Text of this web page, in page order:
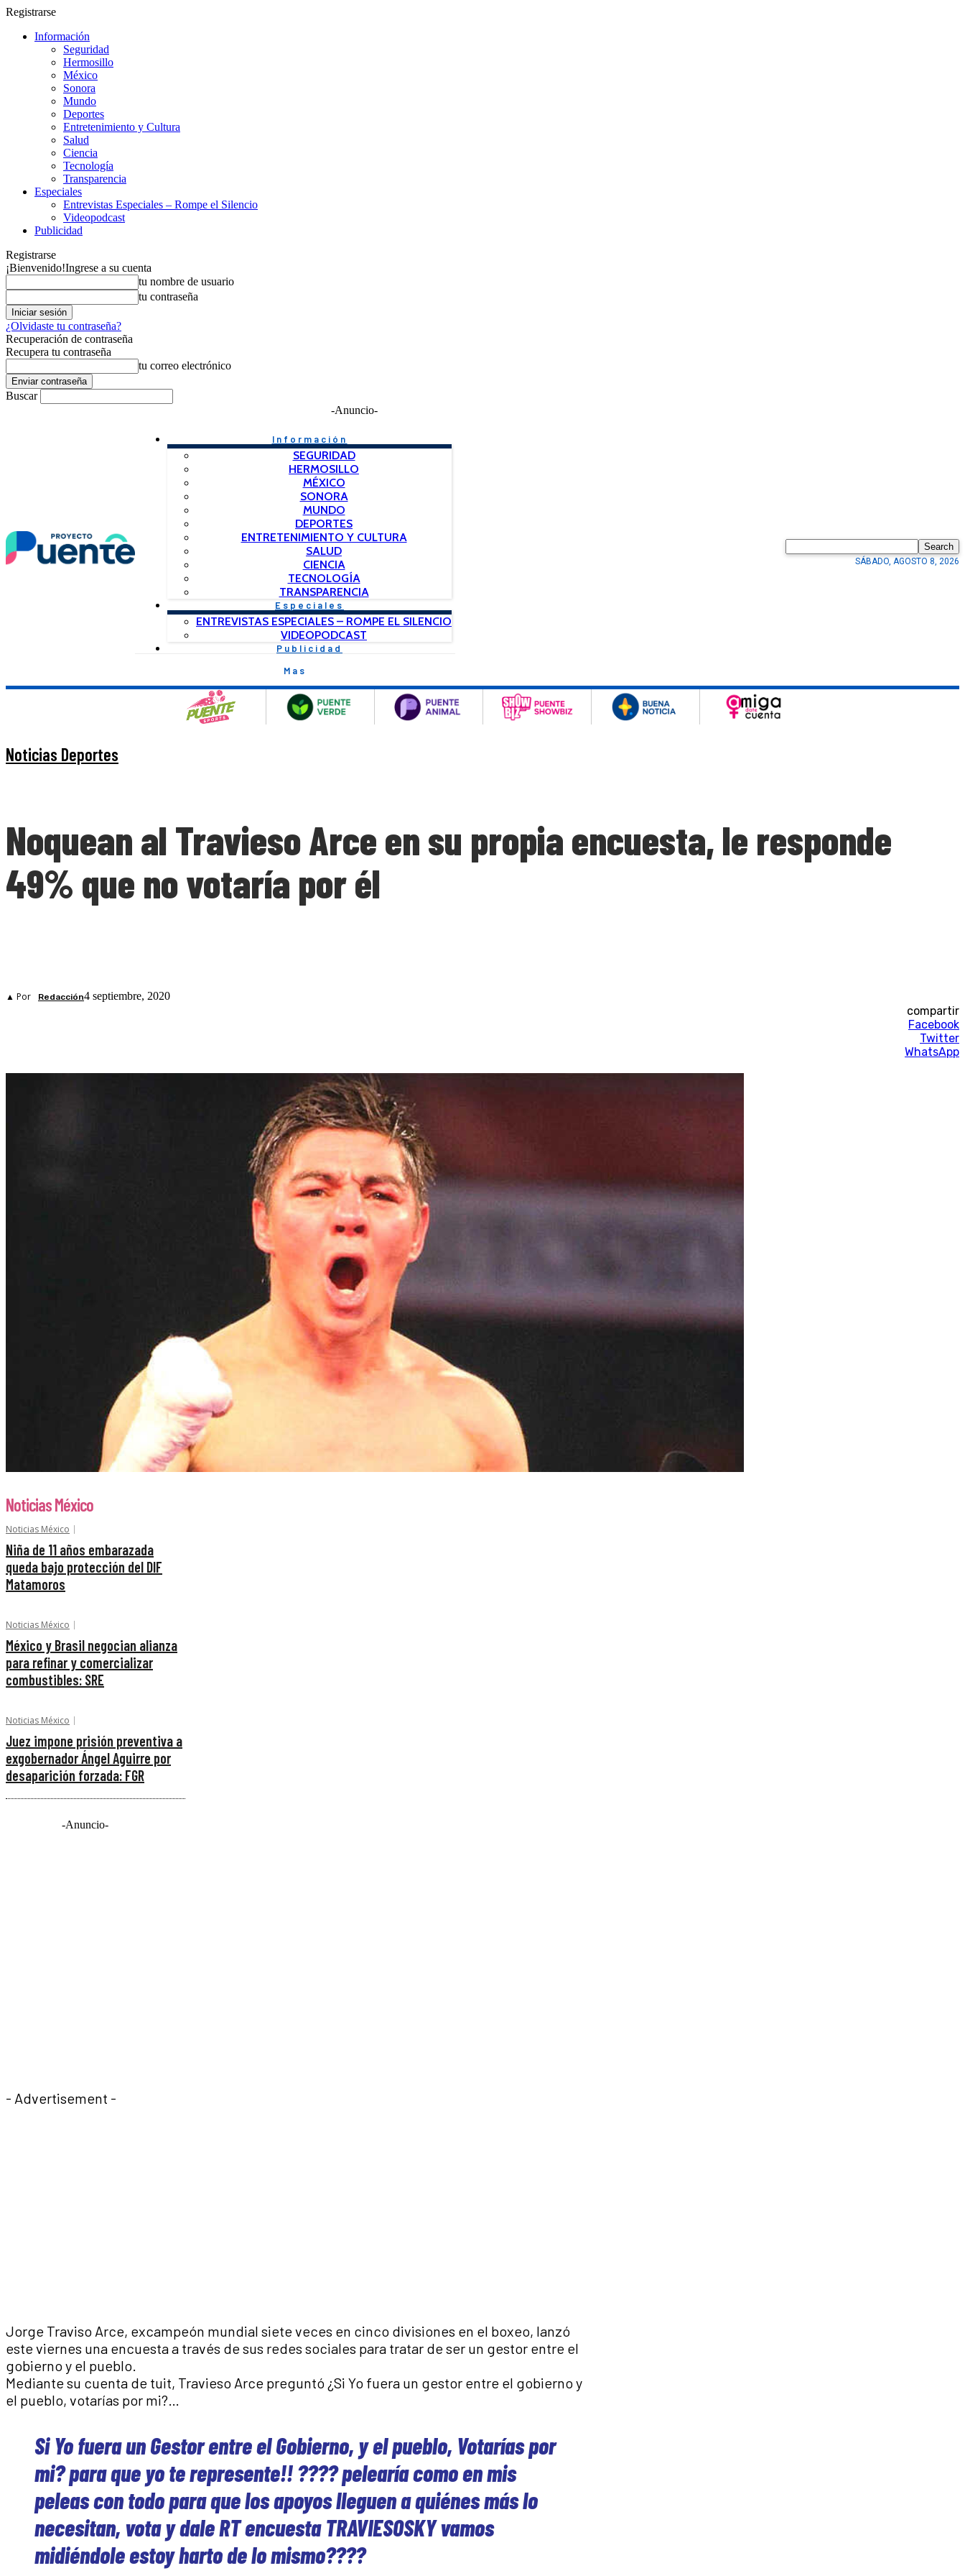
Registrarse
Información
Seguridad
Hermosillo
México
Sonora
Mundo
Deportes
Entretenimiento y Cultura
Salud
Ciencia
Tecnología
Transparencia
Especiales
Entrevistas Especiales – Rompe el Silencio
Videopodcast
Publicidad
Registrarse
¡Bienvenido!Ingrese a su cuenta
tu nombre de usuario
tu contraseña
¿Olvidaste tu contraseña?
Recuperación de contraseña
Recupera tu contraseña
tu correo electrónico
Buscar
-Anuncio-
Información
SEGURIDAD
HERMOSILLO
MÉXICO
SONORA
MUNDO
DEPORTES
ENTRETENIMIENTO Y CULTURA
SALUD
CIENCIA
TECNOLOGÍA
TRANSPARENCIA
Especiales
ENTREVISTAS ESPECIALES – ROMPE EL SILENCIO
VIDEOPODCAST
Publicidad
Mas
Search
SÁBADO, AGOSTO 8, 2026
Noticias Deportes
Noquean al Travieso Arce en su propia encuesta, le responde
49% que no votaría por él
▲ Por Redacción4 septiembre, 2020
compartir
Facebook
Twitter
WhatsApp
Noticias México
Noticias México
Niña de 11 años embarazada
queda bajo protección del DIF
Matamoros
Noticias México
México y Brasil negocian alianza
para refinar y comercializar
combustibles: SRE
Noticias México
Juez impone prisión preventiva a
exgobernador Ángel Aguirre por
desaparición forzada: FGR
-Anuncio-
- Advertisement -
Jorge Traviso Arce, excampeón mundial siete veces en cinco divisiones en el boxeo, lanzó
este viernes una encuesta a través de sus redes sociales para tratar de ser un gestor entre el
gobierno y el pueblo.
Mediante su cuenta de tuit, Travieso Arce preguntó ¿Si Yo fuera un gestor entre el gobierno y
el pueblo, votarías por mi?…
Si Yo fuera un Gestor entre el Gobierno, y el pueblo, Votarías por
mi? para que yo te represente!! ???? pelearía como en mis
peleas con todo para que los apoyos lleguen a quiénes más lo
necesitan, vota y dale RT encuesta TRAVIESOSKY vamos
midiéndole estoy harto de lo mismo????